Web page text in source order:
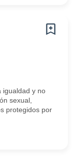
igualdad y no
sexual,
protegidos por